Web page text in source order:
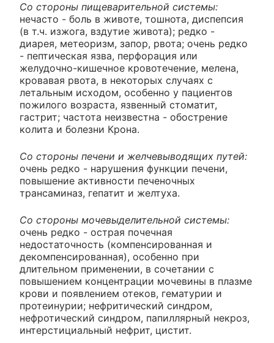
Со стороны пищеварительной системы:
нечасто - боль в животе, тошнота, диспепсия
(в т.ч. изжога, вздутие живота); редко -
диарея, метеоризм, запор, рвота; очень редко
- пептическая язва, перфорация или
желудочно-кишечное кровотечение, мелена,
кровавая рвота, в некоторых случаях с
летальным исходом, особенно у пациентов
пожилого возраста, язвенный стоматит,
гастрит; частота неизвестна - обострение
колита и болезни Крона.
Со стороны печени и желчевыводящих путей:
очень редко - нарушения функции печени,
повышение активности печеночных
трансаминаз, гепатит и желтуха.
Со стороны мочевыделительной системы:
очень редко - острая почечная
недостаточность (компенсированная и
декомпенсированная), особенно при
длительном применении, в сочетании с
повышением концентрации мочевины в плазме
крови и появлением отеков, гематурии и
протеинурии; нефритический синдром,
нефротический синдром, папиллярный некроз,
интерстициальный нефрит, цистит.